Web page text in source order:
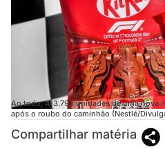
Ao todo, 413.793 unidades de uma nova
após o roubo do caminhão (Nestlé/
Compartilhar matéria